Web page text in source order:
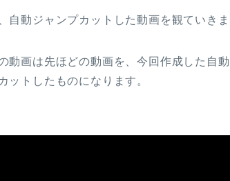
自動ジャンプカットした動画を観ていきま
動画は先ほどの動画を、今回作成した自
ットしたものになります。